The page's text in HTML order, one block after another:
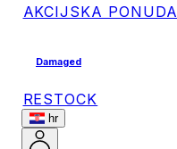
AKCIJSKA PONUDA
Damaged
RESTOCK
hr